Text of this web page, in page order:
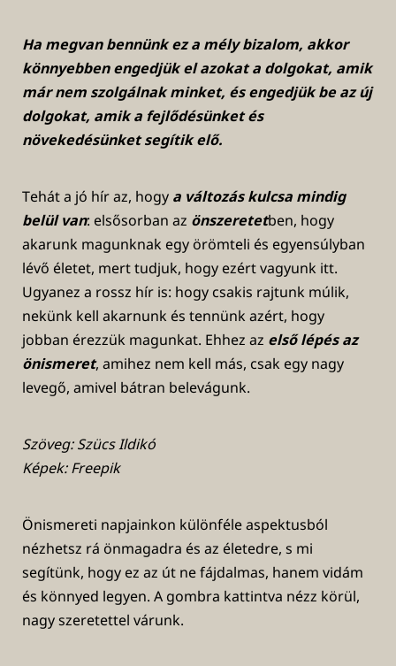
Ha megvan bennünk ez a mély bizalom, akkor
könnyebben engedjük el azokat a dolgokat, amik
már nem szolgálnak minket, és engedjük be az új
dolgokat, amik a fejlődésünket és
növekedésünket segítik elő.
Tehát a jó hír az, hogya változás kulcsa mindig
belül van: elsősorban az önszeretetben, hogy
akarunk magunknak egy örömteli és egyensúlyban
lévő életet, mert tudjuk, hogy ezért vagyunk itt.
Ugyanez a rossz hír is: hogy csakis rajtunk múlik,
nekünk kell akarnunk és tennünk azért, hogy
jobban érezzük magunkat. Ehhez az első lépés az
önismeret, amihez nem kell más, csak egy nagy
levegő, amivel bátran belevágunk.
Szöveg: Szücs Ildikó
Képek: Freepik
Önismereti napjainkon különféle aspektusból
nézhetsz rá önmagadra és az életedre, s mi
segítünk, hogy ez az út ne fájdalmas, hanem vidám
és könnyed legyen. A gombra kattintva nézz körül,
nagyszeretettel várunk.